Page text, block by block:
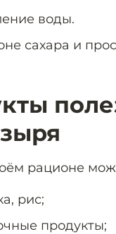
воды.
сахара и
рационе
рис;
продукты;